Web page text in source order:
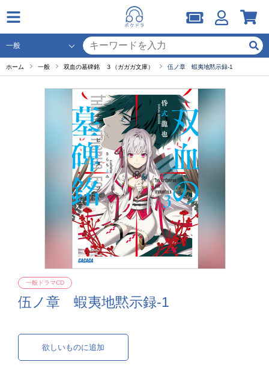
ホーム 一般 双血の墓碑銘 ３（ガガガ文庫） 伍ノ章 蝦夷地黙示録-1
伍ノ章 蝦夷地黙示録-1
一般ドラマCD
欲しいものに追加